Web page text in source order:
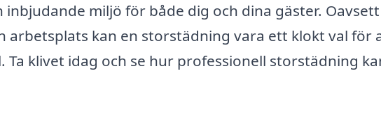
miljö för både dig och dina gäster.
arbetsplats kan en storstädning vara ett klokt val för
klivet idag och se hur professionell storstädning